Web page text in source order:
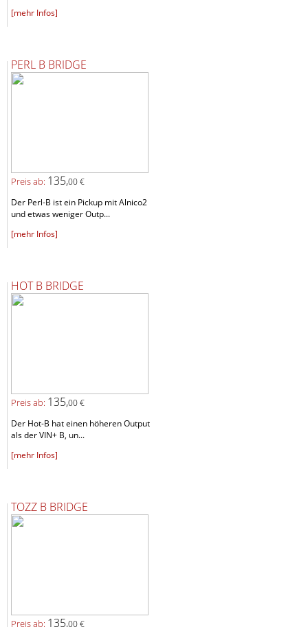
[mehr Infos]
PERL B BRIDGE
Preis ab: 135,00 €
Der Perl-B ist ein Pickup mit Alnico2
und etwas weniger Outp...
[mehr Infos]
HOT B BRIDGE
Preis ab: 135,00 €
Der Hot-B hat einen höheren Output
als der VIN+ B, un...
[mehr Infos]
TOZZ B BRIDGE
Preis ab: 135,00 €